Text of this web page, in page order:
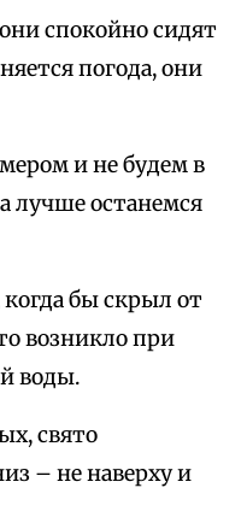
спокойно сидят
погода, они
и не будем в
лучше останемся
когда бы скрыл от
возникло при
воды.
свято
– не наверху и